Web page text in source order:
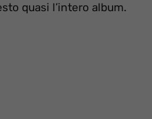
quasi l’intero album.